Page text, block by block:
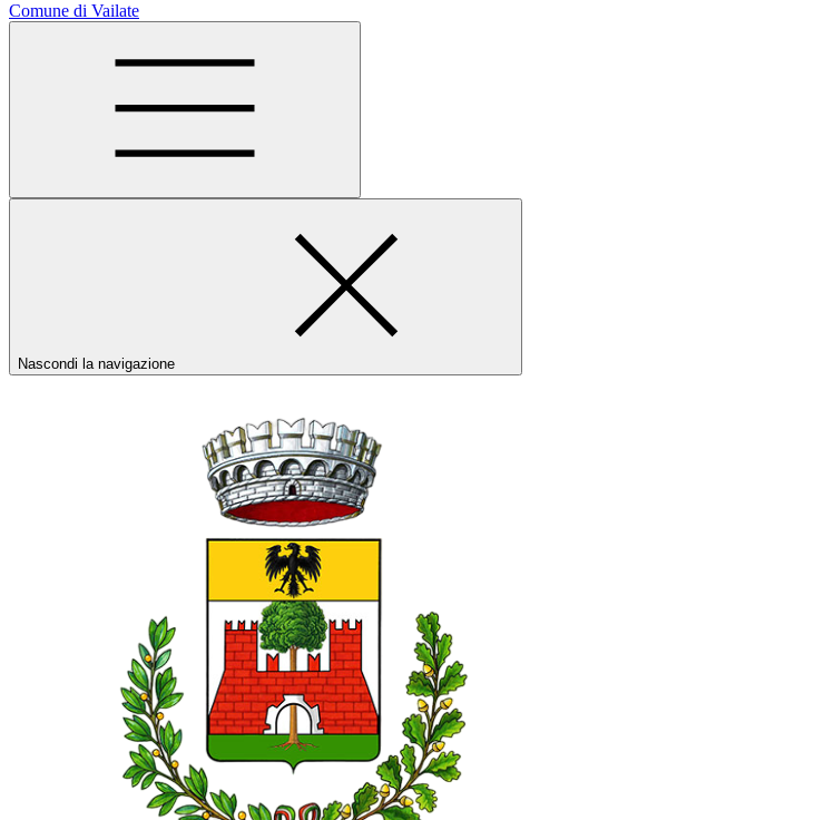
Comune di Vailate
Nascondi la navigazione